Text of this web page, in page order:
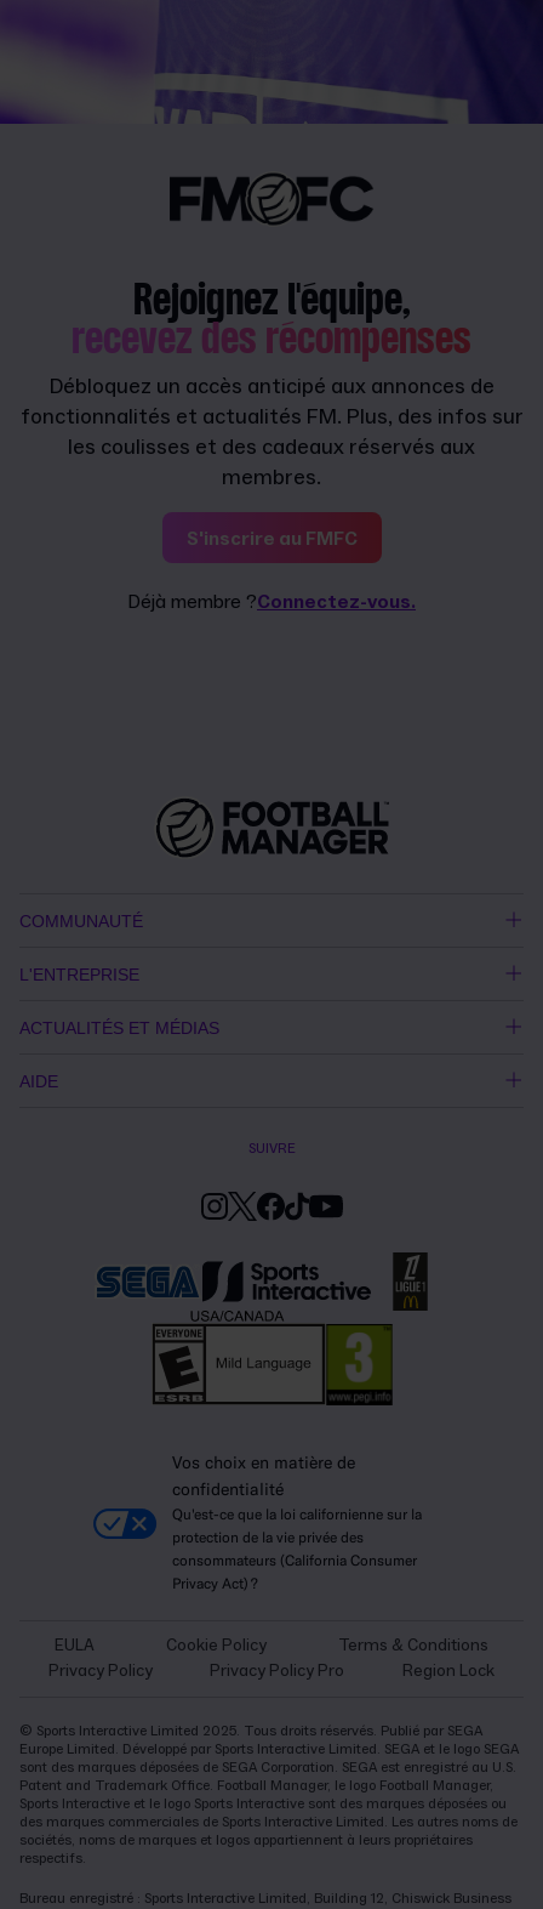
Rejoignez l'équipe,
recevez des récompenses
Débloquez un accès anticipé aux annonces de
fonctionnalités et actualités FM. Plus, des infos sur
les coulisses et des cadeaux réservés aux
membres.
S'inscrire au FMFC
Déjà membre ?Connectez-vous.
COMMUNAUTÉ
L'ENTREPRISE
ACTUALITÉS ET MÉDIAS
AIDE
SUIVRE
Vos choix en matière de
confidentialité
Qu'est-ce que la loi californienne sur la
protection de la vie privée des
consommateurs (California Consumer
Privacy Act) ?
EULA Cookie Policy
Terms & Conditions
Privacy Policy
Privacy Policy Pro Region Lock
© Sports Interactive Limited 2025. Tous droits réservés. Publié par SEGA
Europe Limited. Développé par Sports Interactive Limited. SEGA et le logo SEGA
sont des marques déposées de SEGA Corporation. SEGA est enregistré au U.S.
Patent and Trademark Office. Football Manager, le logo Football Manager,
Sports Interactive et le logo Sports Interactive sont des marques déposées ou
des marques commerciales de Sports Interactive Limited. Les autres noms de
sociétés, noms de marques et logos appartiennent à leurs propriétaires
respectifs.
Bureau enregistré : Sports Interactive Limited, Building 12, Chiswick Business